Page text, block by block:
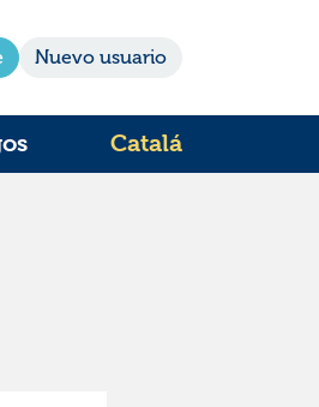
Nuevo usuario
Catalá